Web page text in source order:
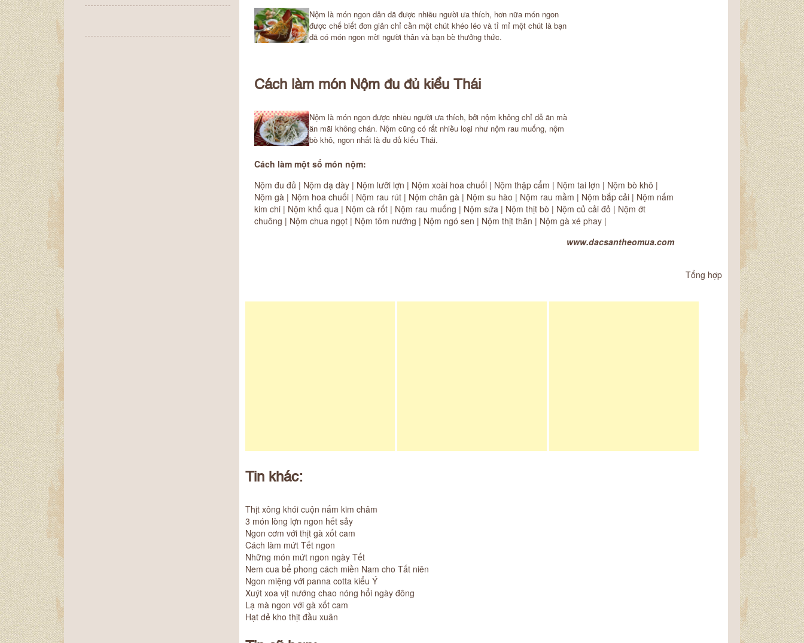
Nộm là món ngon dân dã được nhiều người ưa thích, hơn nữa món ngon
được chế biết đơn giản chỉ cần một chút khéo léo và tỉ mỉ một chút là bạn
đã có món ngon mời người thân và bạn bè thưởng thức.
Cách làm món Nộm đu đủ kiểu Thái
Nộm là món ngon được nhiều người ưa thích, bởi nộm không chỉ dễ ăn mà
ăn mãi không chán. Nộm cũng có rất nhiều loại như nộm rau muống, nộm
bò khô, ngon nhất là đu đủ kiểu Thái.
Cách làm một số món nộm:
Nộm đu đủ | Nộm dạ dày| Nộm lưỡi lợn | Nộm xoài hoa chuối| Nộm thập cẩm | Nộm tai lợn | Nộm bò khô |
Nộm gà| Nộm hoa chuối| Nộm rau rút| Nộm chân gà| Nộm su hào | Nộm rau mầm | Nộm bắp cải| Nộm nấm
kim chi| Nộm khổ qua| Nộm cà rốt| Nộm rau muống | Nộm sứa| Nộm thịt bò | Nộm củ cải đỏ | Nộm ớt
chuông | Nộm chua ngọt| Nộm tôm nướng | Nộm ngó sen | Nộm thịt thăn | Nộm gà xé phay|
www.dacsantheomua.com
Tổng hợp
Tin khác:
Thịt xông khói cuộn nấm kim châm
3 món lòng lợn ngon hết sảy
Ngon cơm với thịt gà xốt cam
Cách làm mứt Tết ngon
Những món mứt ngon ngày Tết
Nem cua bể phong cách miền Nam cho Tất niên
Ngon miệng với panna cotta kiểu Ý
Xuýt xoa vịt nướng chao nóng hổi ngày đông
Lạ mà ngon với gà xốt cam
Hạt dẻ kho thịt đầu xuân